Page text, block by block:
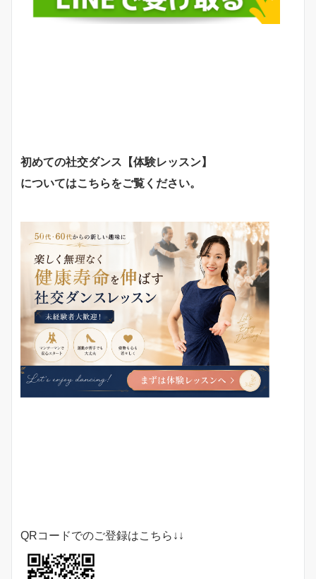
初めての社交ダンス【体験レッスン】
についてはこちらをご覧ください。
QRコードでのご登録はこちら↓↓